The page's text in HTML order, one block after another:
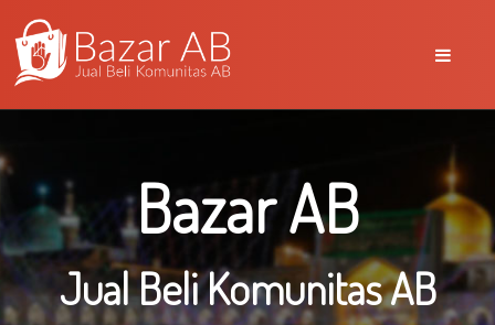
Bazar AB
Jual Beli Komunitas AB